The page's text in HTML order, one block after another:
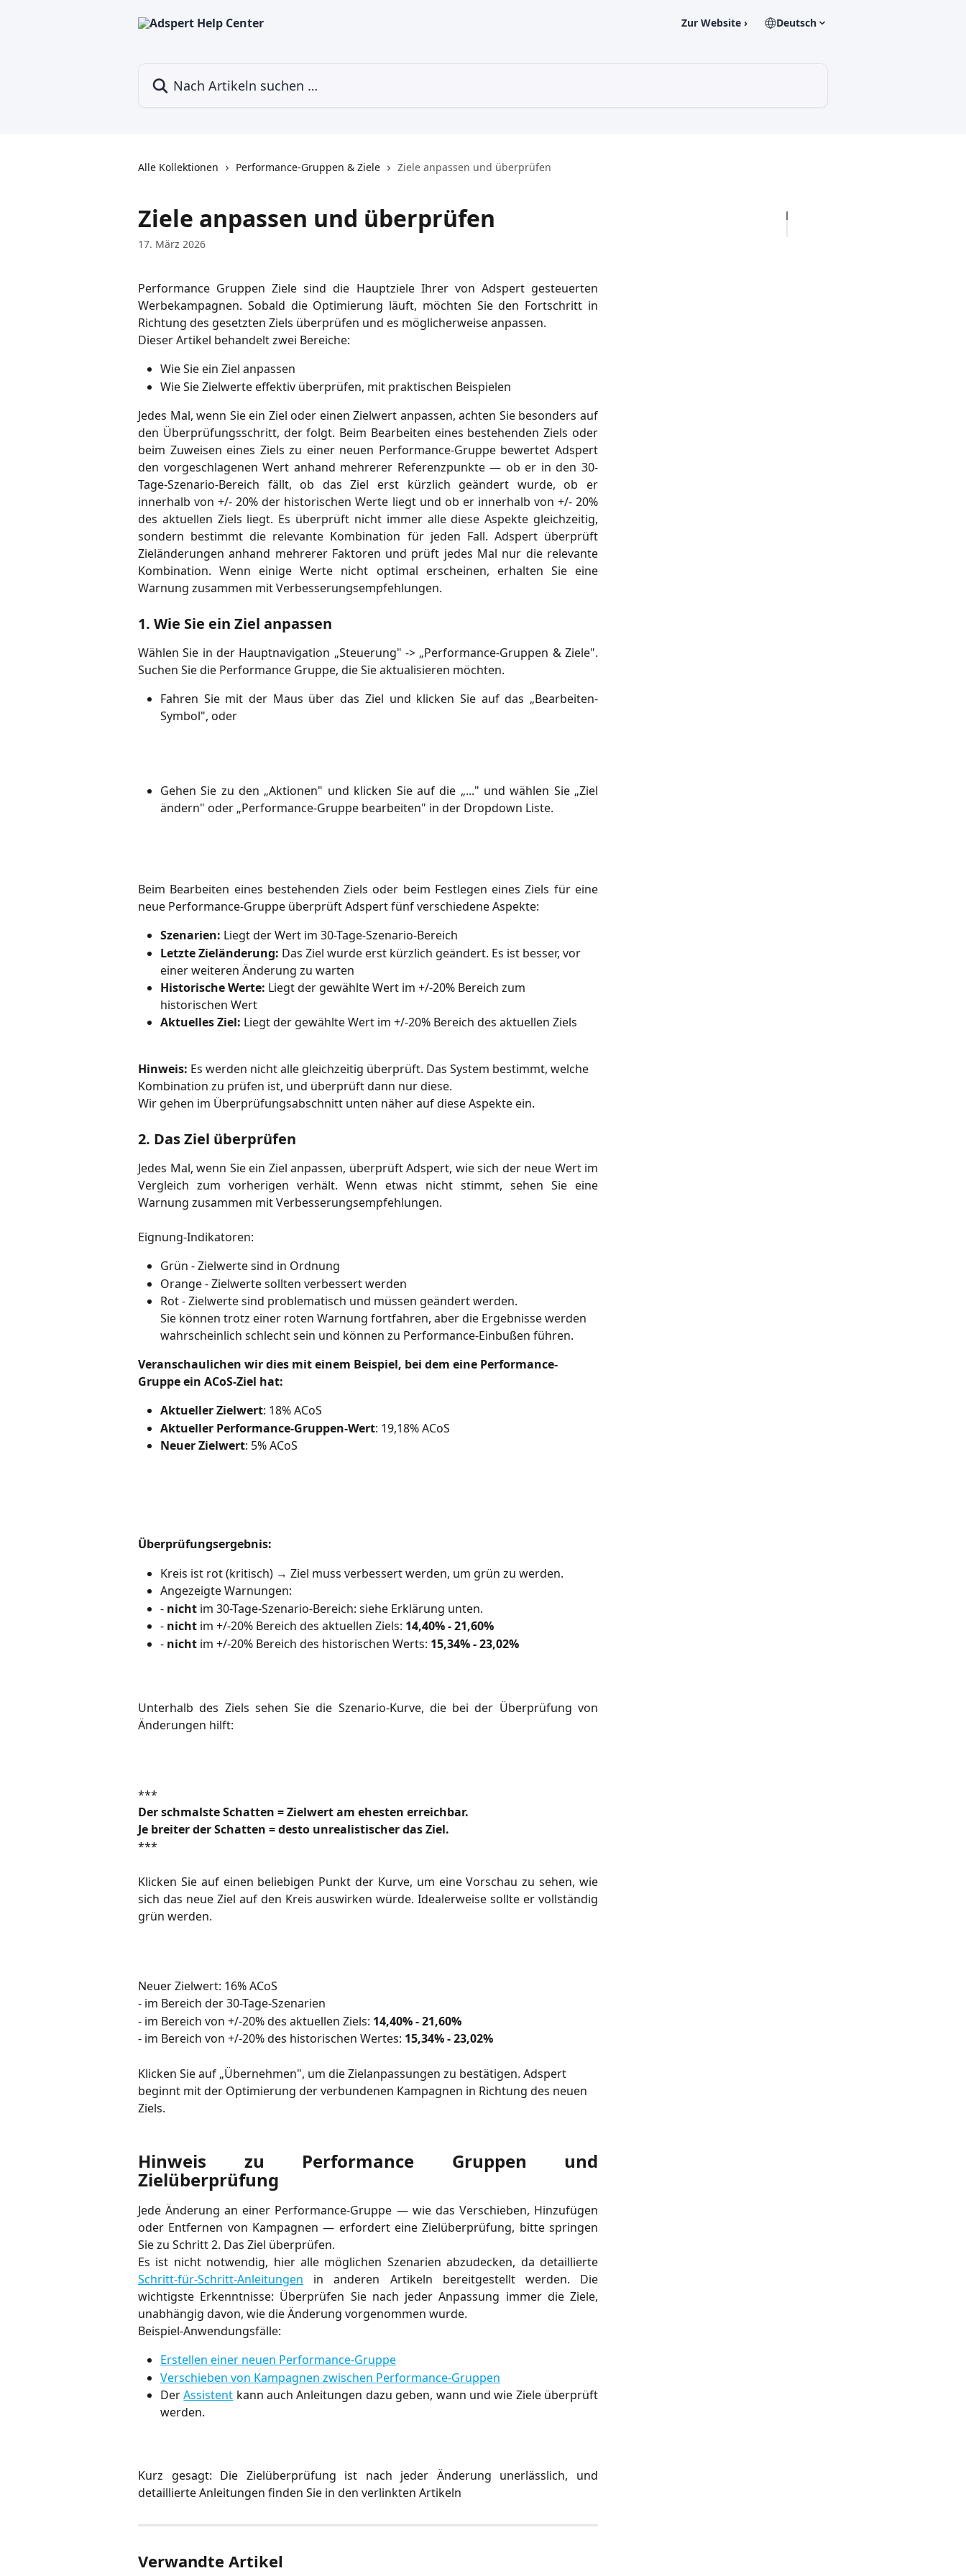
Zur Website › Deutsch
Alle Kollektionen Performance-Gruppen & Ziele Ziele anpassen und überprüfen
Ziele anpassen und überprüfen
17. März 2026
Performance Gruppen Ziele sind die Hauptziele Ihrer von Adspert gesteuerten
Werbekampagnen. Sobald die Optimierung läuft, möchten Sie den Fortschritt in
Richtung des gesetzten Ziels überprüfen und es möglicherweise anpassen.
Dieser Artikel behandelt zwei Bereiche:
Wie Sie ein Ziel anpassen
Wie Sie Zielwerte effektiv überprüfen, mit praktischen Beispielen
Jedes Mal, wenn Sie ein Ziel oder einen Zielwert anpassen, achten Sie besonders auf
den Überprüfungsschritt, der folgt. Beim Bearbeiten eines bestehenden Ziels oder
beim Zuweisen eines Ziels zu einer neuen Performance-Gruppe bewertet Adspert
den vorgeschlagenen Wert anhand mehrerer Referenzpunkte — ob er in den 30-
Tage-Szenario-Bereich fällt, ob das Ziel erst kürzlich geändert wurde, ob er
innerhalb von +/- 20% der historischen Werte liegt und ob er innerhalb von +/- 20%
des aktuellen Ziels liegt. Es überprüft nicht immer alle diese Aspekte gleichzeitig,
sondern bestimmt die relevante Kombination für jeden Fall. Adspert überprüft
Zieländerungen anhand mehrerer Faktoren und prüft jedes Mal nur die relevante
Kombination. Wenn einige Werte nicht optimal erscheinen, erhalten Sie eine
Warnung zusammen mit Verbesserungsempfehlungen.
1. Wie Sie ein Ziel anpassen
Wählen Sie in der Hauptnavigation „Steuerung" -> „Performance-Gruppen & Ziele".
Suchen Sie die Performance Gruppe, die Sie aktualisieren möchten.
Fahren Sie mit der Maus über das Ziel und klicken Sie auf das „Bearbeiten-
Symbol", oder
Gehen Sie zu den „Aktionen" und klicken Sie auf die „..." und wählen Sie „Ziel
ändern" oder „Performance-Gruppe bearbeiten" in der Dropdown Liste.
Beim Bearbeiten eines bestehenden Ziels oder beim Festlegen eines Ziels für eine
neue Performance-Gruppe überprüft Adspert fünf verschiedene Aspekte:
Szenarien: Liegt der Wert im 30-Tage-Szenario-Bereich
Letzte Zieländerung: Das Ziel wurde erst kürzlich geändert. Es ist besser, vor
einer weiteren Änderung zu warten
Historische Werte: Liegt der gewählte Wert im +/-20% Bereich zum
historischen Wert
Aktuelles Ziel: Liegt der gewählte Wert im +/-20% Bereich des aktuellen Ziels
Hinweis: Es werden nicht alle gleichzeitig überprüft. Das System bestimmt, welche
Kombination zu prüfen ist, und überprüft dann nur diese.
Wir gehen im Überprüfungsabschnitt unten näher auf diese Aspekte ein.
2. Das Ziel überprüfen
Jedes Mal, wenn Sie ein Ziel anpassen, überprüft Adspert, wie sich der neue Wert im
Vergleich zum vorherigen verhält. Wenn etwas nicht stimmt, sehen Sie eine
Warnung zusammen mit Verbesserungsempfehlungen.
Eignung-Indikatoren:
Grün - Zielwerte sind in Ordnung
Orange - Zielwerte sollten verbessert werden
Rot - Zielwerte sind problematisch und müssen geändert werden.
Sie können trotz einer roten Warnung fortfahren, aber die Ergebnisse werden
wahrscheinlich schlecht sein und können zu Performance-Einbußen führen.
Veranschaulichen wir dies mit einem Beispiel, bei dem eine Performance-
Gruppe ein ACoS-Ziel hat:
Aktueller Zielwert: 18% ACoS
Aktueller Performance-Gruppen-Wert: 19,18% ACoS
Neuer Zielwert: 5% ACoS
Überprüfungsergebnis:
Kreis ist rot (kritisch) → Ziel muss verbessert werden, um grün zu werden.
Angezeigte Warnungen:
- nicht im 30-Tage-Szenario-Bereich: siehe Erklärung unten.
- nicht im +/-20% Bereich des aktuellen Ziels: 14,40% - 21,60%
- nicht im +/-20% Bereich des historischen Werts: 15,34% -23,02%
Unterhalb des Ziels sehen Sie die Szenario-Kurve, die bei der Überprüfung von
Änderungen hilft:
***
Der schmalste Schatten = Zielwert am ehesten erreichbar.
Je breiter der Schatten = desto unrealistischer das Ziel.
***
Klicken Sie auf einen beliebigen Punkt der Kurve, um eine Vorschau zu sehen, wie
sich das neue Ziel auf den Kreis auswirken würde. Idealerweise sollte er vollständig
grün werden.
Neuer Zielwert: 16% ACoS
- im Bereich der 30-Tage-Szenarien
- im Bereich von +/-20% des aktuellen Ziels: 14,40% - 21,60%
- im Bereich von +/-20% des historischen Wertes: 15,34% - 23,02%
Klicken Sie auf „Übernehmen", um die Zielanpassungen zu bestätigen. Adspert
beginnt mit der Optimierung der verbundenen Kampagnen in Richtung des neuen
Ziels.
Hinweis zu Performance Gruppen und
Zielüberprüfung
Jede Änderung an einer Performance-Gruppe — wie das Verschieben, Hinzufügen
oder Entfernen von Kampagnen — erfordert eine Zielüberprüfung, bitte springen
Sie zu Schritt 2. Das Ziel überprüfen.
Es ist nicht notwendig, hier alle möglichen Szenarien abzudecken, da detaillierte
Schritt-für-Schritt-Anleitungen in anderen Artikeln bereitgestellt werden. Die
wichtigste Erkenntnisse: Überprüfen Sie nach jeder Anpassung immer die Ziele,
unabhängig davon, wie die Änderung vorgenommen wurde.
Beispiel-Anwendungsfälle:
Erstellen einer neuen Performance-Gruppe
Verschieben von Kampagnen zwischen Performance-Gruppen
DerAssistent kann auch Anleitungen dazu geben, wann und wie Ziele überprüft
werden.
Kurz gesagt: Die Zielüberprüfung ist nach jeder Änderung unerlässlich, und
detaillierte Anleitungen finden Sie in den verlinkten Artikeln
Verwandte Artikel